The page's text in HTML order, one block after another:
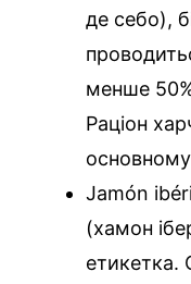
де себо),
менше 50%
Раціон
Jamón
(хамон
етикетка.